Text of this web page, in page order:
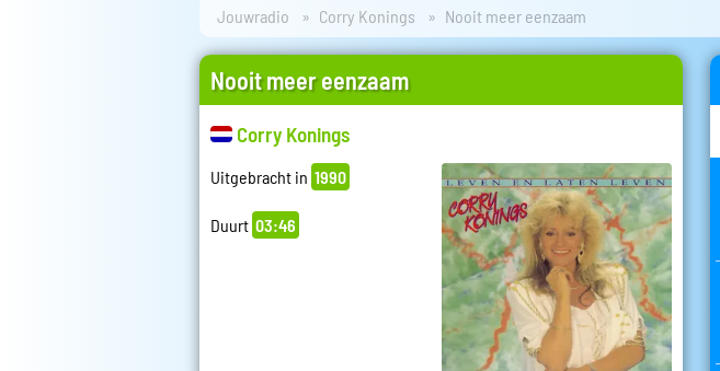
Jouwradio Corry Konings Nooit meer eenzaam
Nooit meer eenzaam
Corry Konings
Uitgebracht in 1990
Duurt 03:46